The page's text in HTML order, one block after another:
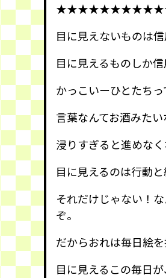
目に見えないものは信
目に見えるものしか信
かっこいーひとたちっ
言葉なんてお酒みた
浸りすぎると進めなく
目に見えるのは行動と
それだけじゃない！
ぞ。
だからおれは毎日絵を
目に見えるこの毎日が